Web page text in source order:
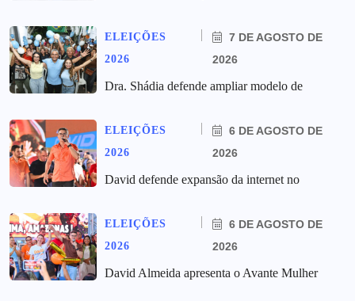
ELEIÇÕES
2026
7 DE AGOSTO DE
2026
Dra. Shádia defende ampliar modelo de
ELEIÇÕES
2026
6 DE AGOSTO DE
2026
David defende expansão da internet no
ELEIÇÕES
2026
6 DE AGOSTO DE
2026
David Almeida apresenta o Avante Mulher